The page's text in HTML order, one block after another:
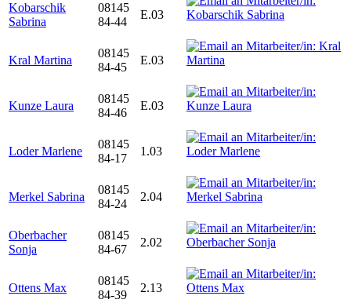
Kobarschik
Sabrina
08145
84-44
E.03
Kral Martina
08145
84-45
E.03
Kunze Laura
08145
84-46
E.03
Loder Marlene
08145
84-17
1.03
Merkel Sabrina
08145
84-24
2.04
Oberbacher
Sonja
08145
84-67
2.02
Ottens Max
08145
84-39
2.13